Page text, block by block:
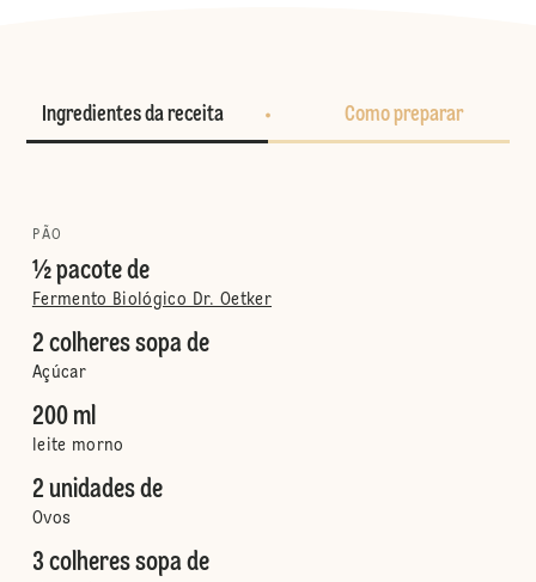
Ingredientes da receita Como preparar
PÃO
½ pacote de
Fermento Biológico Dr. Oetker
2 colheres sopa de
Açúcar
200 ml
leite morno
2 unidades de
Ovos
3 colheres sopa de